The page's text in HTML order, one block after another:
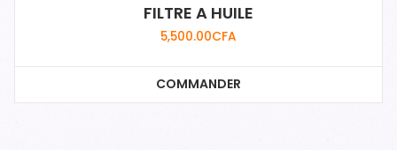
FILTRE A HUILE
5,500.00CFA
COMMANDER